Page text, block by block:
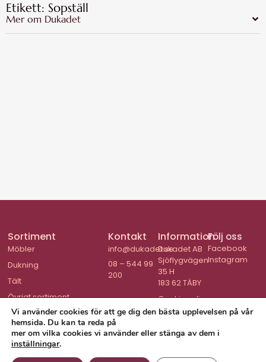
Etikett: Sopställ
Mer om Dukadet
Sortiment
Möbler
Dukning
Tält
Övrigt sortiment
Kontakt
info@dukadet.se
08 – 544 99
200
Information
Dukadet AB
Sjöflygvägen
35 H
183 62 TÄBY
Cookiepolicy
Följ oss
Facebook
Instagram
Vi använder cookies för att ge dig den bästa upplevelsen på vår
hemsida. Du kan ta reda på
mer om vilka cookies vi använder eller stänga av dem i
inställningar.